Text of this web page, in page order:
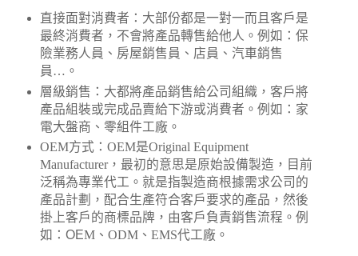
直接面對消費者：大部份都是一對一而且客戶是
最終消費者，不會將產品轉售給他人。例如：保
險業務人員、房屋銷售員、店員、汽車銷售
員 … 。
層級銷售：大都將產品銷售給公司組織，客戶將
產品組裝或完成品賣給下游或消費者。例如：家
電大盤商、零組件工廠。
OEM方式： OEM是Original Equipment
Manufacturer， 最初的意思是原始設備製造，目前
泛稱為專業代工。就是指製造商根據需求公司的
產品計劃，配合生產符合客戶要求的產品，然後
掛上客戶的商標品牌，由客戶負責銷售流程。例
如： OEM、 ODM、 EMS代工廠。